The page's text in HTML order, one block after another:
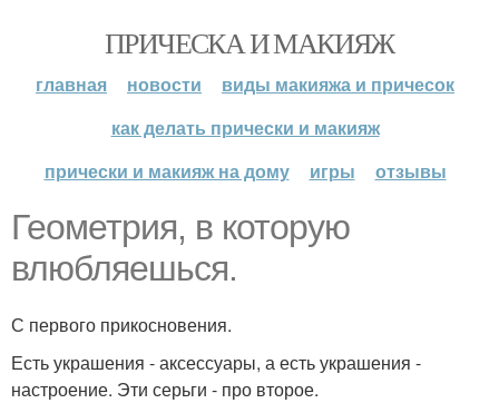
ПРИЧЕСКА И МАКИЯЖ
главная новости
виды макияжа и причесок
как делать прически и макияж
прически и макияж на дому
игры отзывы
Геометрия, в которую
влюбляешься.
С первого прикосновения.
Есть украшения - аксессуары, а есть украшения -
настроение. Эти серьги - про второе.